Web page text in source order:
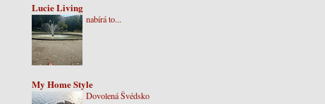
Lucie Living
nabírá to...
My Home Style
Dovolená Švédsko